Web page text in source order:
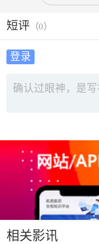
短评 （0）
登录
相关影讯